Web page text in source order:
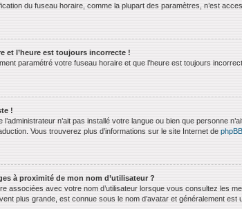
du fuseau horaire, comme la plupart des paramètres, n’est
et l’heure est toujours incorrecte !
paramétré votre fuseau horaire et que l’heure est toujours
!
n’ait pas installé votre langue ou bien que personne
Vous trouverez plus d’informations sur le site Internet de phpBB
à proximité de mon nom d’utilisateur ?
associées avec votre nom d’utilisateur lorsque vous consultez les
plus grande, est connue sous le nom d’avatar et généralement est